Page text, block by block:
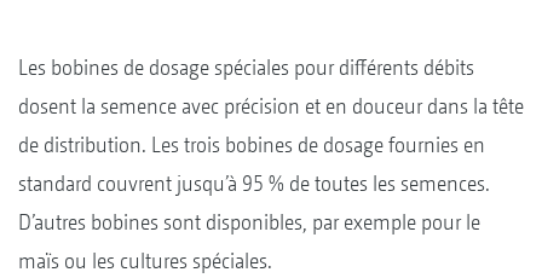
Les bobines de dosage spéciales pour différents débits
dosent la semence avec précision et en douceur dans la tête
de distribution. Les trois bobines de dosage fournies en
standard couvrent jusqu’à 95 % de toutes les semences.
D’autres bobines sont disponibles, par exemple pour le
maïs ou les cultures spéciales.